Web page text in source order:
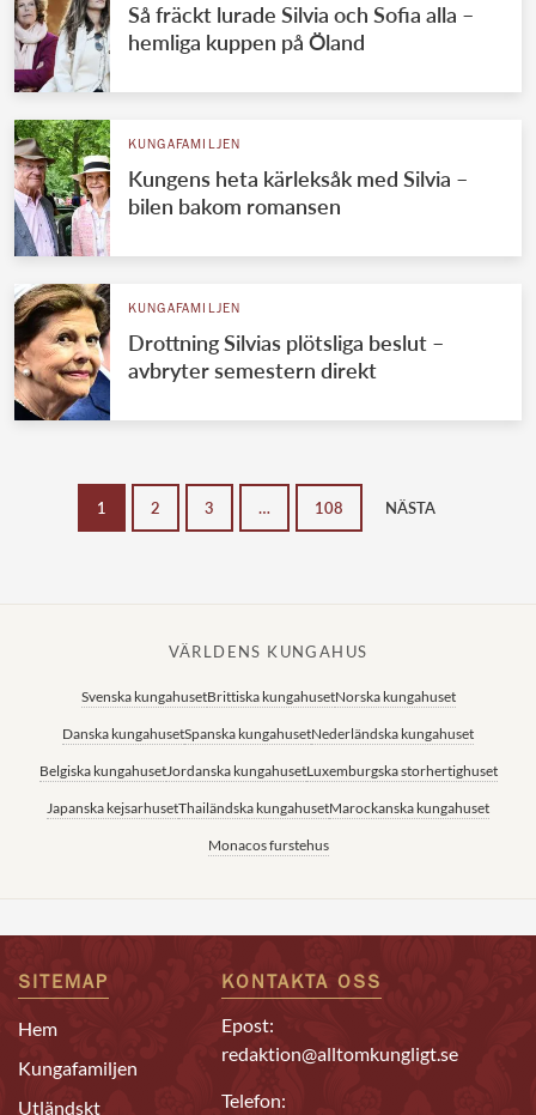
Så fräckt lurade Silvia och Sofia alla –
hemliga kuppen på Öland
KUNGAFAMILJEN
Kungens heta kärleksåk med Silvia –
bilen bakom romansen
KUNGAFAMILJEN
Drottning Silvias plötsliga beslut –
avbryter semestern direkt
1 2 3 … 108 NÄSTA
VÄRLDENS KUNGAHUS
Svenska kungahusetBrittiska kungahusetNorska kungahuset
Danska kungahusetSpanska kungahusetNederländska kungahuset
Belgiska kungahusetJordanska kungahusetLuxemburgska storhertighuset
Japanska kejsarhusetThailändska kungahusetMarockanska kungahuset
Monacos furstehus
SITEMAP
Hem
Kungafamiljen
Utländskt
KONTAKTA OSS
Epost:
redaktion@alltomkungligt.se
Telefon: